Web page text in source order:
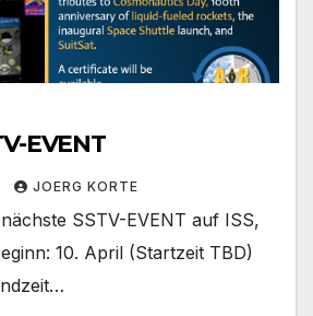
EVENT
JOERG KORTE
SSTV-EVENT auf ISS,
10. April (Startzeit TBD)